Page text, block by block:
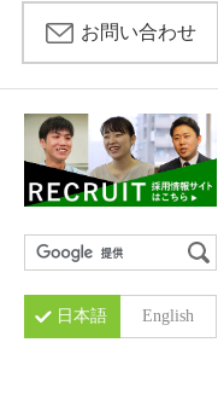
お問い合わせ
日本語 English